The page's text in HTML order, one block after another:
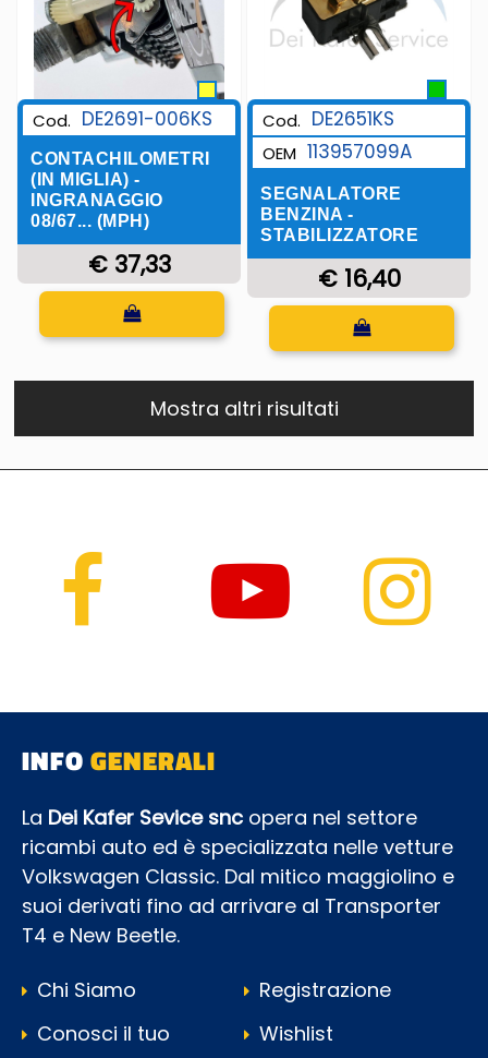
Cod. DE2691-006KS
CONTACHILOMETRI
(IN MIGLIA) -
INGRANAGGIO
08/67... (MPH)
€ 37,33
Quantità
Cod. DE2651KS
OEM 113957099A
SEGNALATORE
BENZINA -
STABILIZZATORE
€ 16,40
Quantità
Mostra altri risultati
INFOGENERALI
La Dei Kafer Sevice snc opera nel settore
ricambi auto ed è specializzata nelle vetture
Volkswagen Classic. Dal mitico maggiolino e
suoi derivati fino ad arrivare al Transporter
T4 e New Beetle.
Chi Siamo
Conosci il tuo
Registrazione
Wishlist